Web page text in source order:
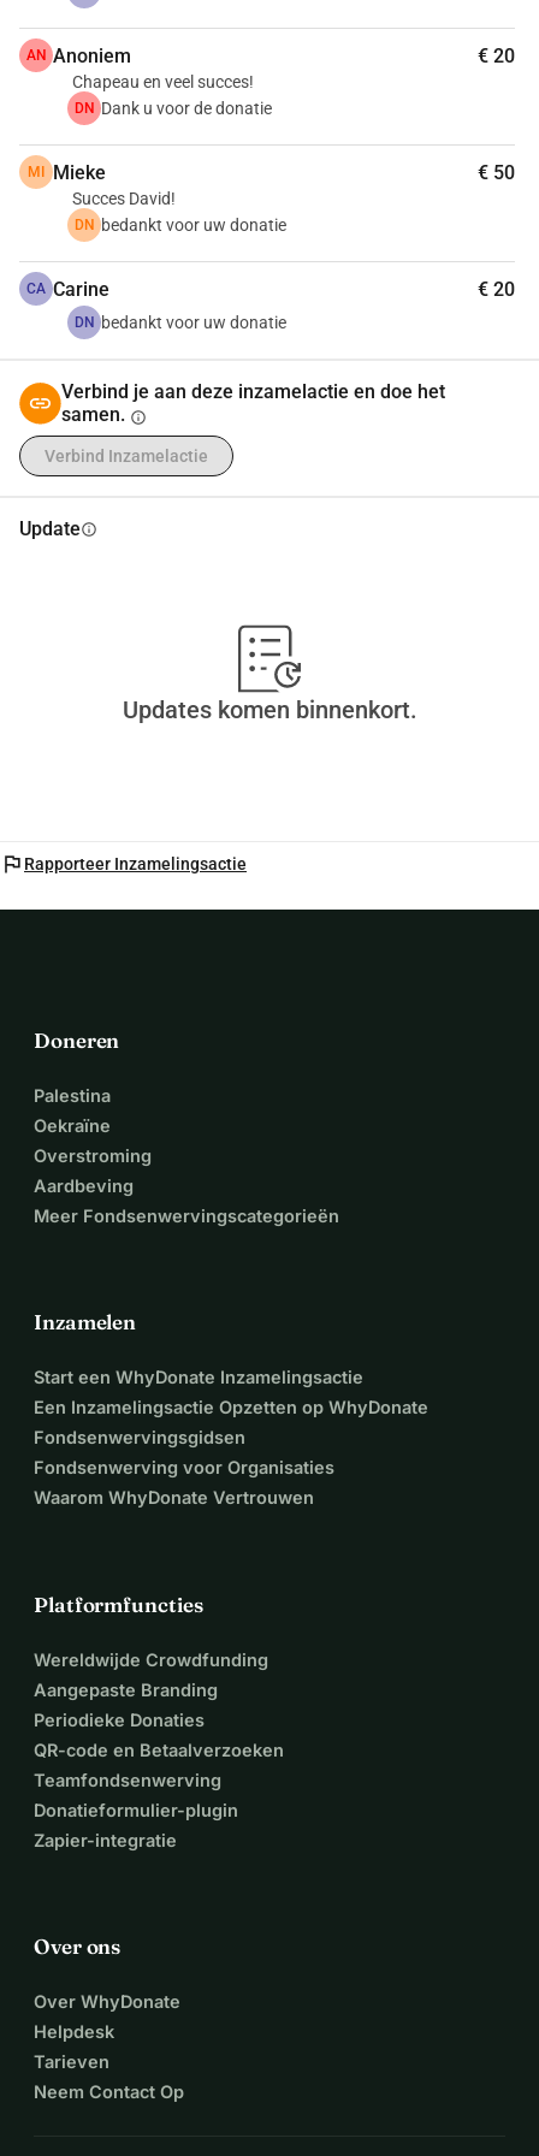
AN Anoniem € 20
Chapeau en veel succes!
DN Dank u voor de donatie
MI Mieke € 50
Succes David!
DN bedankt voor uw donatie
CA Carine € 20
DN bedankt voor uw donatie
Verbind je aan deze inzamelactie en doe het
samen. info
Verbind Inzamelactie
Updateinfo
Updates komen binnenkort.
flag Rapporteer Inzamelingsactie
Doneren
Palestina
Oekraïne
Overstroming
Aardbeving
Meer Fondsenwervingscategorieën
Inzamelen
Start een WhyDonate Inzamelingsactie
Een Inzamelingsactie Opzetten op WhyDonate
Fondsenwervingsgidsen
Fondsenwerving voor Organisaties
Waarom WhyDonate Vertrouwen
Platformfuncties
Wereldwijde Crowdfunding
Aangepaste Branding
Periodieke Donaties
QR-code en Betaalverzoeken
Teamfondsenwerving
Donatieformulier-plugin
Zapier-integratie
Over ons
Over WhyDonate
Helpdesk
Tarieven
Neem Contact Op